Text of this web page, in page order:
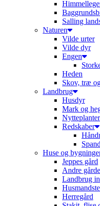
Salling
Naturen
Vilde urter
Vilde dyr
Engen
Heden
Skov, træ
Landbrug
Husdyr
Mark og
Nytteplanter
Redskaber
Huse og
Jeppes gård
Andre gårde
Landbrug
Herregård